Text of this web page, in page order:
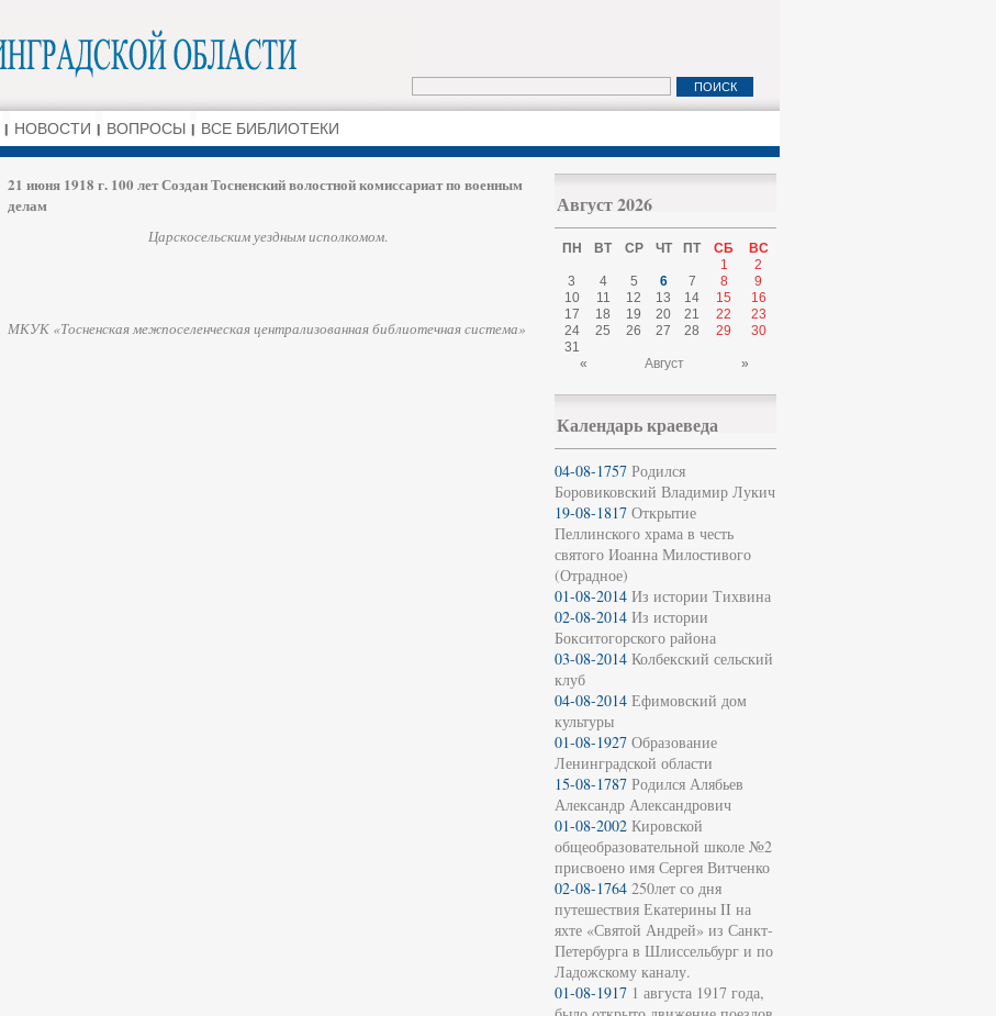
НОВОСТИ ВОПРОСЫ ВСЕ БИБЛИОТЕКИ
21 июня 1918 г. 100 лет Создан Тосненский волостной комиссариат по военным
делам
Царскосельским уездным исполкомом.
МКУК «Тосненская межпоселенческая централизованная библиотечная система»
Август 2026
ПН ВТ СР ЧТ ПТ СБ
ВС
1
2
3
4 5 6 7 8
9
10
11 12 13 14 15
16
17
18 19 20 21 22
23
24
25 26 27 28 29
30
31
«
Август »
Календарь краеведа
04-08-1757 Родился
Боровиковский Владимир Лукич
19-08-1817 Открытие
Пеллинского храма в честь
святого Иоанна Милостивого
(Отрадное)
01-08-2014 Из истории Тихвина
02-08-2014 Из истории
Бокситогорского района
03-08-2014 Колбекский сельский
клуб
04-08-2014 Ефимовский дом
культуры
01-08-1927 Образование
Ленинградской области
15-08-1787 Родился Алябьев
Александр Александрович
01-08-2002 Кировской
общеобразовательной школе №2
присвоено имя Сергея Витченко
02-08-1764 250лет со дня
путешествия Екатерины II на
яхте «Святой Андрей» из Санкт-
Петербурга в Шлиссельбург и по
Ладожскому каналу.
01-08-1917 1 августа 1917 года,